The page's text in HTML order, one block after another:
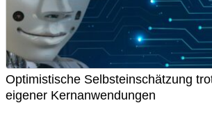
Optimistische Selbsteinschätzung
eigener Kernanwendungen